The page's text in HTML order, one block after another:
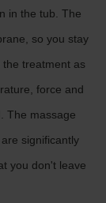
in the tub. The
so you stay
treatment as
force and
The massage
significantly
you don't leave